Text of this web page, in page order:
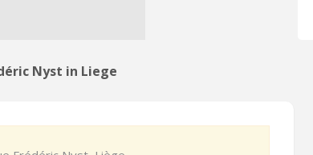
Nyst in Liege